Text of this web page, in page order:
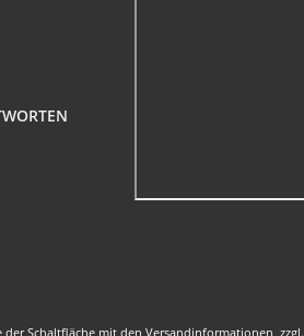
Schaltfläche mit den Versandinformationen, zzgl.